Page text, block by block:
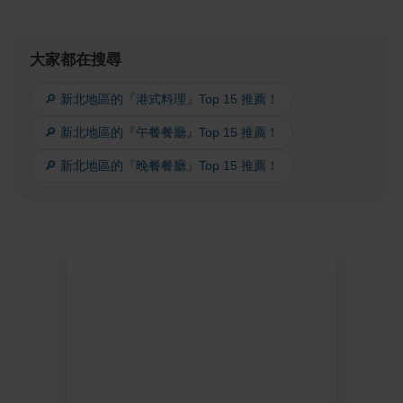
大家都在搜尋
🔎 新北地區的『港式料理』Top 15 推薦！
🔎 新北地區的『午餐餐廳』Top 15 推薦！
🔎 新北地區的『晚餐餐廳』Top 15 推薦！